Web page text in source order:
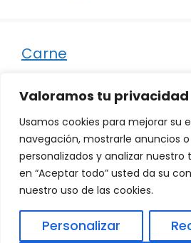
Valoramos tu privacidad
Usamos cookies para mejorar su
navegación, mostrarle anuncios
personalizados y analizar nuestro
en “Aceptar todo” usted da su
nuestro uso de las cookies.
Personalizar
Carne
Otro
Pescado
Recetas